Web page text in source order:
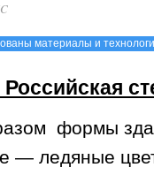
материалы и
Российская
формы
— ледяные